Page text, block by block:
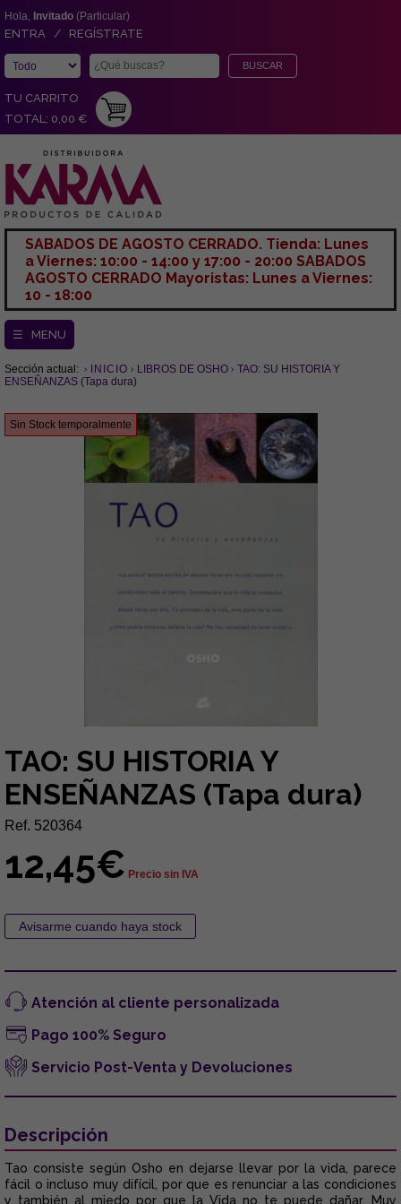
Hola, Invitado (Particular)
ENTRA / REGÍSTRATE
TU CARRITO
TOTAL: 0,00 €
SABADOS DE AGOSTO CERRADO. Tienda: Lunes
a Viernes: 10:00 - 14:00 y 17:00 - 20:00 SABADOS
AGOSTO CERRADO Mayoristas: Lunes a Viernes:
10 - 18:00
☰ MENU
Sección actual: INICIO LIBROS DE OSHO
TAO: SU HISTORIA Y
ENSEÑANZAS (Tapa dura)
Sin Stock temporalmente
TAO: SU HISTORIA Y
ENSEÑANZAS (Tapa dura)
Ref. 520364
12,45€ Precio sin IVA
Atención al cliente personalizada
Pago 100% Seguro
Servicio Post-Venta y Devoluciones
Descripción
Tao consiste según Osho en dejarse llevar por la vida, parece
fácil o incluso muy difícil, por que es renunciar a las condiciones
y también al miedo por que la Vida no te puede dañar. Muy